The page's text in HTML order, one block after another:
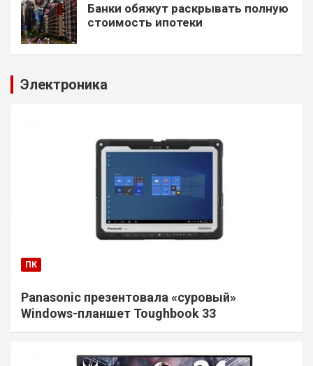
Банки обяжут раскрывать полную
стоимость ипотеки
Электроника
ПК
Panasonic презентовала «суровый»
Windows-планшет Toughbook 33